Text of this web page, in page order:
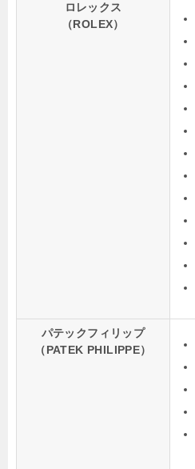
ロレックス
（ROLEX）
パテックフィリップ
（PATEK PHILIPPE）